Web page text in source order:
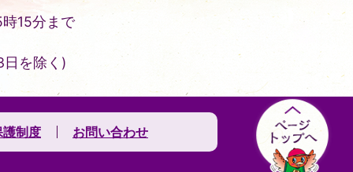
15分まで
日を除く)
制度 お問い合わせ